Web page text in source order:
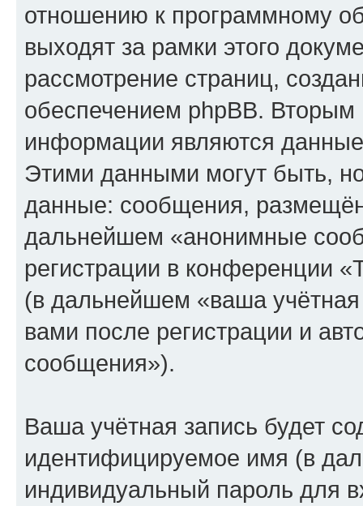
отношению к программному
выходят за рамки этого
рассмотрение страниц,
обеспечением phpBB.
информации являются
Этими данными могут быть,
данные: сообщения,
дальнейшем «анонимные
регистрации в конференции
(в дальнейшем «ваша
вами после регистрации и
сообщения»).
Ваша учётная запись будет
идентифицируемое имя (в
индивидуальный пароль для